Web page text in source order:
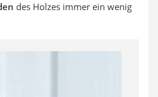
des Holzes immer ein wenig